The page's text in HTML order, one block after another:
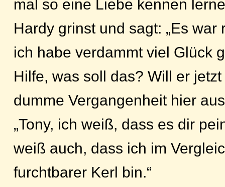
mal so eine Liebe kennen
Hardy grinst und sagt: „Es war
ich habe verdammt viel Glück
Hilfe, was soll das? Will er
dumme Vergangenheit hier
„Tony, ich weiß, dass es dir
weiß auch, dass ich im
furchtbarer Kerl bin.“